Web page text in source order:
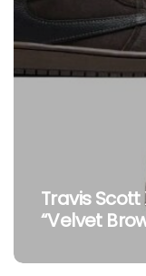
Travis Scott
“Velvet